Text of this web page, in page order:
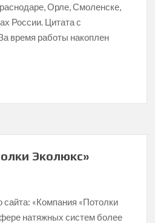
Орле, Смоленске,
России. Цитата с
время работы накоплен
Эколюкс»
сайта: «Компания «Потолки
натяжных систем более